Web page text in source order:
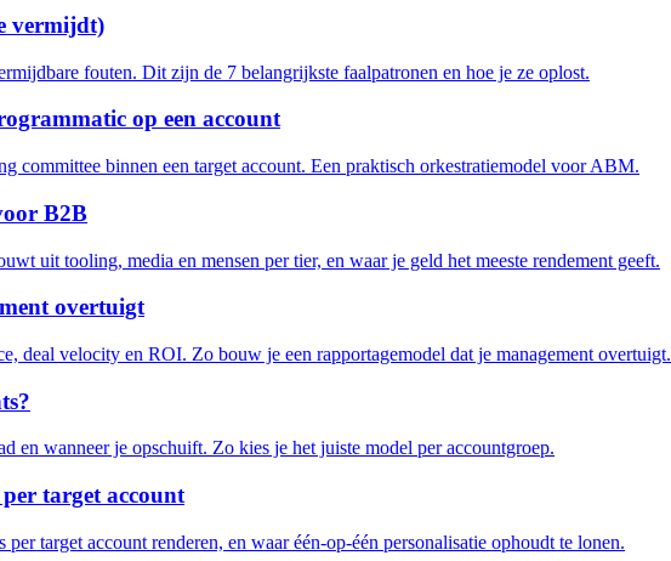
vermijdt)
fouten. Dit zijn de 7 belangrijkste faalpatronen en hoe je ze oplost.
op een account
binnen een target account. Een praktisch orkestratiemodel voor ABM.
B2B
uit tooling, media en mensen per tier, en waar je geld het meeste rendement geeft.
overtuigt
deal velocity en ROI. Zo bouw je een rapportagemodel dat je management overtuigt.
en wanneer je opschuift. Zo kies je het juiste model per accountgroep.
target account
target account renderen, en waar één-op-één personalisatie ophoudt te lonen.